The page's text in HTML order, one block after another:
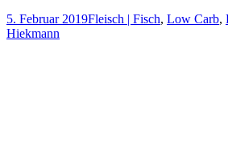
5. Februar 2019Fleisch | Fisch, Low Carb,
Hiekmann